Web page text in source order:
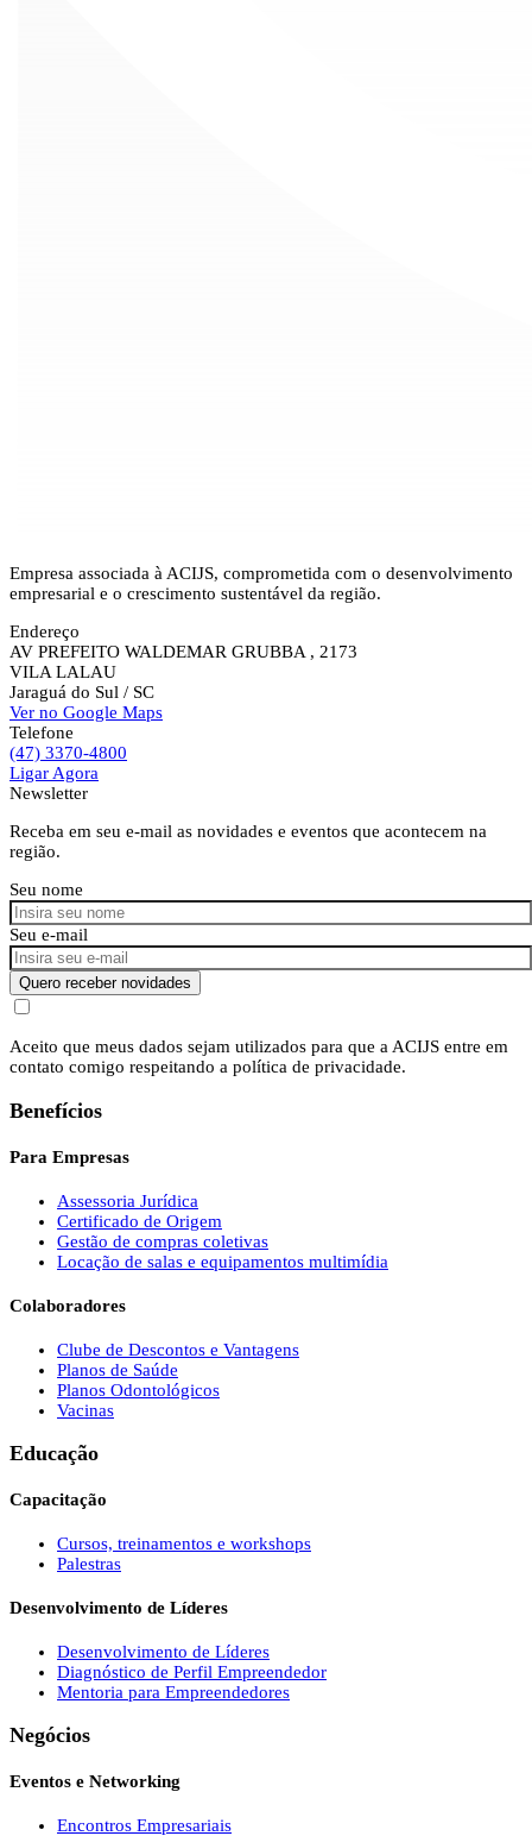
Empresa associada à ACIJS, comprometida com o desenvolvimento
empresarial e o crescimento sustentável da região.
Endereço
AV PREFEITO WALDEMAR GRUBBA , 2173
VILA LALAU
Jaraguá do Sul / SC
Ver no Google Maps
Telefone
(47) 3370-4800
Ligar Agora
Newsletter
Receba em seu e-mail as novidades e eventos que acontecem na
região.
Seu nome
Seu e-mail
Quero receber novidades
Aceito que meus dados sejam utilizados para que a ACIJS entre em
contato comigo respeitando a política de privacidade.
Benefícios
Para Empresas
Assessoria Jurídica
Certificado de Origem
Gestão de compras coletivas
Locação de salas e equipamentos multimídia
Colaboradores
Clube de Descontos e Vantagens
Planos de Saúde
Planos Odontológicos
Vacinas
Educação
Capacitação
Cursos, treinamentos e workshops
Palestras
Desenvolvimento de Líderes
Desenvolvimento de Líderes
Diagnóstico de Perfil Empreendedor
Mentoria para Empreendedores
Negócios
Eventos e Networking
Encontros Empresariais